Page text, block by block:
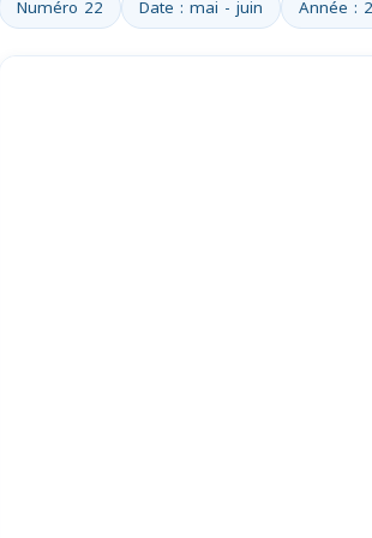
Numéro 22 Date : mai - juin Année :